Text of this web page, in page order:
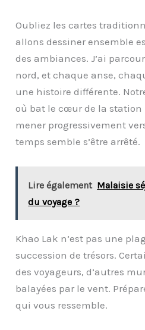
Oubliez les cartes
allons dessiner ensemble
des ambiances. J’ai
nord, et chaque anse,
une histoire différente.
où bat le cœur de la station
mener progressivement
temps semble s’être arrêté.
Lire également Malaisie
du voyage ?
Khao Lak n’est pas une
succession de trésors.
des voyageurs, d’autres
balayées par le vent.
qui vous ressemble.